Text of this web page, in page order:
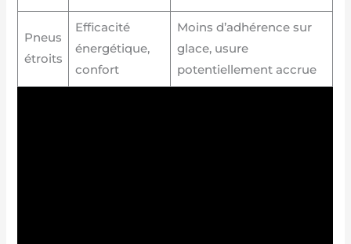
Pneus
étroits
Efficacité
énergétique,
confort
Moins d’adhérence sur
glace, usure
potentiellement accrue